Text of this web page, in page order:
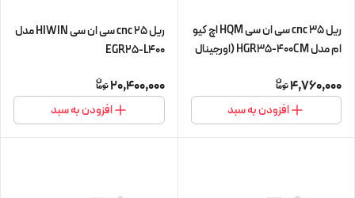
ریل 35 cnc سی ان سی HQM اچ کیو
ام مدل HGR35-400CM (اورجینال
4,760,000
افزودن به سبد
ریل 25 cnc سی ان سی HIWIN مدل
EGR25-L400
20,400,000
افزودن به سبد